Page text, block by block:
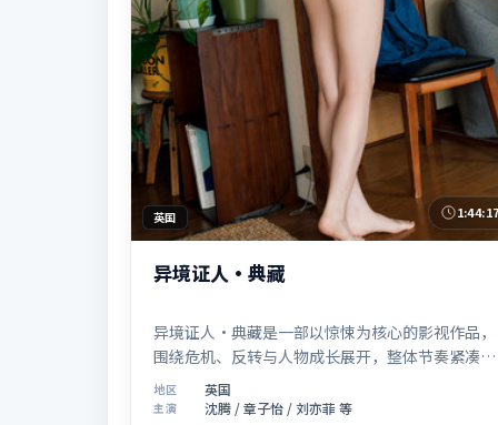
英国
异境证人·典藏
异境证人·典藏是一部以惊悚为核心的影视作品，
围绕危机、反转与人物成长展开，整体节奏紧凑，
值得推荐观看。
地区 英国
主演
沈腾 / 章子怡 / 刘亦菲 等